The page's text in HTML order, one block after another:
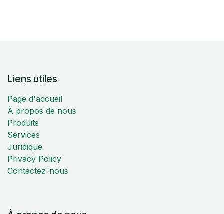
Liens utiles
Page d'accueil
À propos de nous
Produits
Services
Juridique
Privacy Policy
Contactez-nous